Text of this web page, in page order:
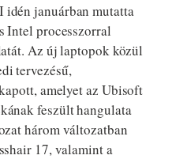
idén januárban mutatta
Intel processzorral
Az új laptopok közül
tervezésű,
amelyet az Ubisoft
feszült hangulata
három változatban
17, valamint a